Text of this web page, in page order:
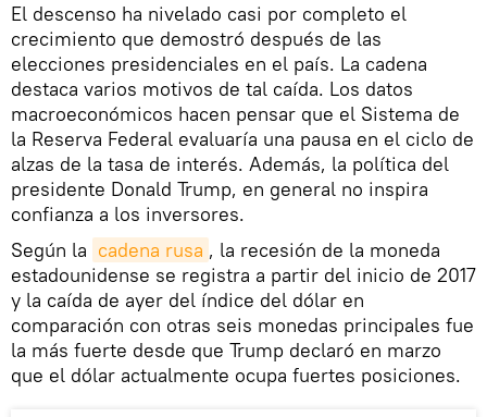
El descenso ha nivelado casi por completo el
crecimiento que demostró después de las
elecciones presidenciales en el país. La cadena
destaca varios motivos de tal caída. Los datos
macroeconómicos hacen pensar que el Sistema de
la Reserva Federal evaluaría una pausa en el ciclo de
alzas de la tasa de interés. Además, la política del
presidente Donald Trump, en general no inspira
confianza a los inversores.
Según la cadena rusa , la recesión de la moneda
estadounidense se registra a partir del inicio de 2017
y la caída de ayer del índice del dólar en
comparación con otras seis monedas principales fue
la más fuerte desde que Trump declaró en marzo
que el dólar actualmente ocupa fuertes posiciones.